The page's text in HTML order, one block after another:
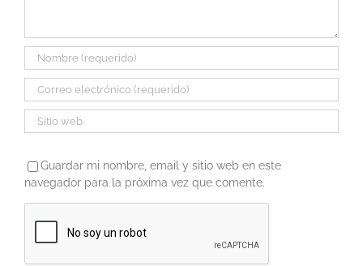
Guardar mi nombre, email y sitio web en este
navegador para la próxima vez que comente.